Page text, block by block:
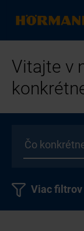
Vitajte v
Viac filtrov